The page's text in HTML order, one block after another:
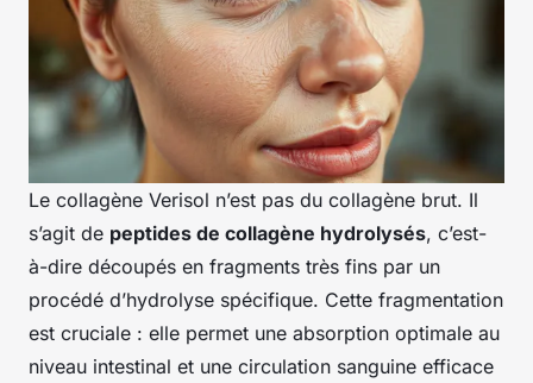
Le collagène Verisol n’est pas du collagène brut. Il
s’agit de peptides de collagène hydrolysés, c’est-
à-dire découpés en fragments très fins par un
procédé d’hydrolyse spécifique. Cette fragmentation
est cruciale : elle permet une absorption optimale au
niveau intestinal et une circulation sanguine efficace